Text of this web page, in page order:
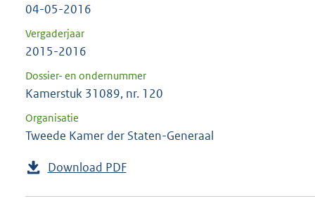
04-05-2016
Vergaderjaar
2015-2016
Dossier- en ondernummer
Kamerstuk 31089, nr. 120
Organisatie
Tweede Kamer der Staten-Generaal
Download PDF